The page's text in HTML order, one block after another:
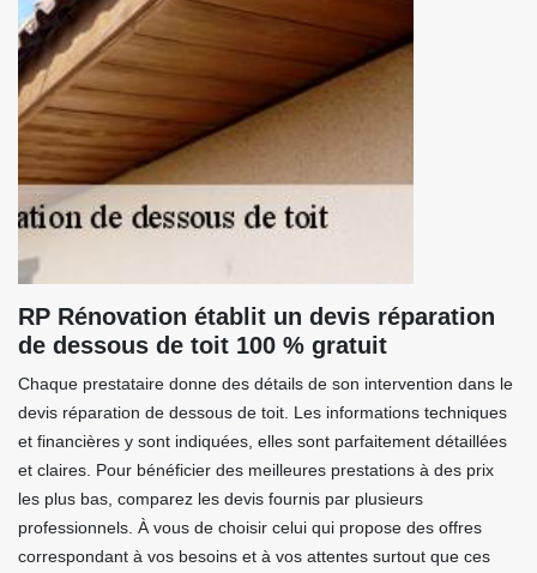
RP Rénovation établit un devis réparation
de dessous de toit 100 % gratuit
Chaque prestataire donne des détails de son intervention dans le
devis réparation de dessous de toit. Les informations techniques
et financières y sont indiquées, elles sont parfaitement détaillées
et claires. Pour bénéficier des meilleures prestations à des prix
les plus bas, comparez les devis fournis par plusieurs
professionnels. À vous de choisir celui qui propose des offres
correspondant à vos besoins et à vos attentes surtout que ces